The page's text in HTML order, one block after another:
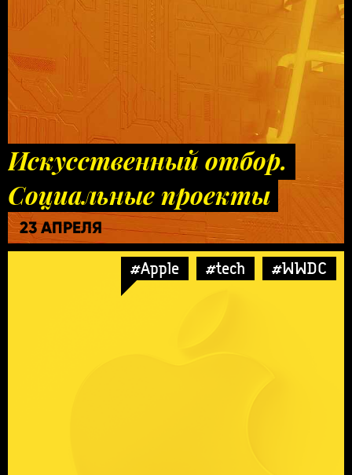
Искусственный отбор.
Социальные проекты
23 АПРЕЛЯ
#Apple #tech #WWDC